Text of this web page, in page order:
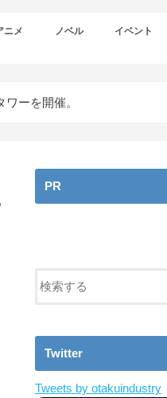
ニメ ノベル イベント
ーを開催。
PR
Twitter
Tweets by otakuindustry